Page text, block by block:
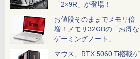
「2×9R」が登場！
お値段そのままでメモリ倍
増！メモリ32GBの「お得な
ゲーミングノート」
マウス、RTX 5060 Ti搭載ゲ